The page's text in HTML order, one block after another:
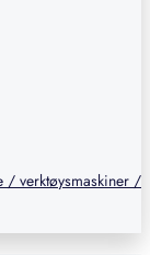
/ verktøysmaskiner /